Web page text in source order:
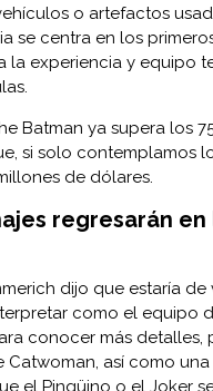
o artefactos
se centra en los
la experiencia y equipo
Batman ya supera los
si solo contemplamos
de dólares.
regresarán
dijo que estaría
como el equipo
conocer más
así como
el Pingüino o el Joker